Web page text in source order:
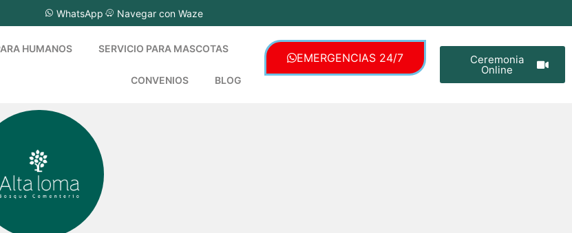
WhatsApp Navegar con Waze
HUMANOS SERVICIO PARA MASCOTAS
CONVENIOS BLOG
EMERGENCIAS 24/7 Ceremonia
Online